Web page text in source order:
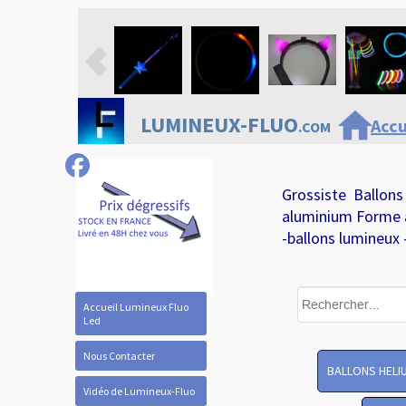
Accueil Lumineux Fluo
Led
Nous Contacter
Vidéo de Lumineux-Fluo
LUMINEUX-FLUO.COMhome
Grossiste
aluminium
-ballons
BALLONS